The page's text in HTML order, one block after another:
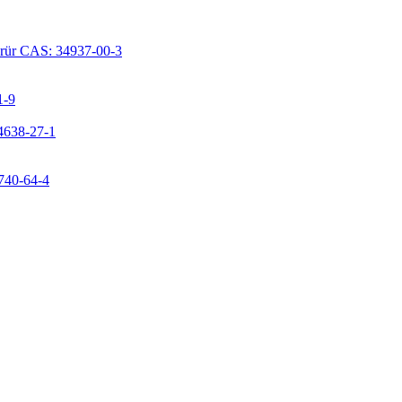
CAS: 34937-00-3
9
27-1
64-4